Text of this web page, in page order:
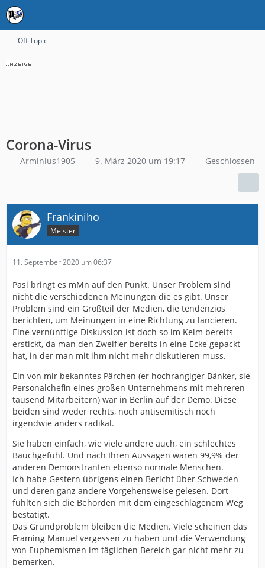
Off Topic
Corona-Virus
Arminius1905 9. März 2020 um 19:17 Geschlossen
Frankiniho
Meister
11. September 2020 um 06:37
Pasi bringt es mMn auf den Punkt. Unser Problem sind
nicht die verschiedenen Meinungen die es gibt. Unser
Problem sind ein Großteil der Medien, die tendenziös
berichten, um Meinungen in eine Richtung zu lancieren.
Eine vernünftige Diskussion ist doch so im Keim bereits
erstickt, da man den Zweifler bereits in eine Ecke gepackt
hat, in der man mit ihm nicht mehr diskutieren muss.
Ein von mir bekanntes Pärchen (er hochrangiger Bänker, sie
Personalchefin eines großen Unternehmens mit mehreren
tausend Mitarbeitern) war in Berlin auf der Demo. Diese
beiden sind weder rechts, noch antisemitisch noch
irgendwie anders radikal.
Sie haben einfach, wie viele andere auch, ein schlechtes
Bauchgefühl. Und nach Ihren Aussagen waren 99,9% der
anderen Demonstranten ebenso normale Menschen.
Ich habe Gestern übrigens einen Bericht über Schweden
und deren ganz andere Vorgehensweise gelesen. Dort
fühlten sich die Behörden mit dem eingeschlagenem Weg
bestätigt.
Das Grundproblem bleiben die Medien. Viele scheinen das
Framing Manuel vergessen zu haben und die Verwendung
von Euphemismen im täglichen Bereich gar nicht mehr zu
bemerken.